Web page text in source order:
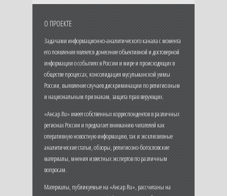
О ПРОЕКТЕ
Задачами информационно-аналитического канала с момента
его появления является донесение объективной и достоверной
информации о событиях в России и мире и происходящих в
обществе процессах, консолидация мусульманской уммы
России, выявление случаев дискриминации по религиозным
и национальным признакам, защита прав верующих.
«Ансар.Ru» имеет собственных корреспондентов в различных
регионах России и предлагает вниманию читателей как
оперативную новостную информацию, так и эксклюзивные
аналитические статьи, обзоры, религиозно-богословские
материалы, мнения известных экспертов по различным
вопросам.
Материалы, публикуемые на «Ансар.Ru», рассчитаны на